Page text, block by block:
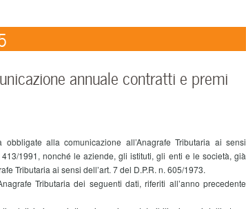
annuale contratti e premi
obbligate alla comunicazione all’Anagrafe Tributaria ai sensi
1991, nonché le aziende, gli istituti, gli enti e le società, già
Tributaria ai sensi dell’art. 7 del D.P.R. n. 605/1973.
Tributaria dei seguenti dati, riferiti all’anno precedente